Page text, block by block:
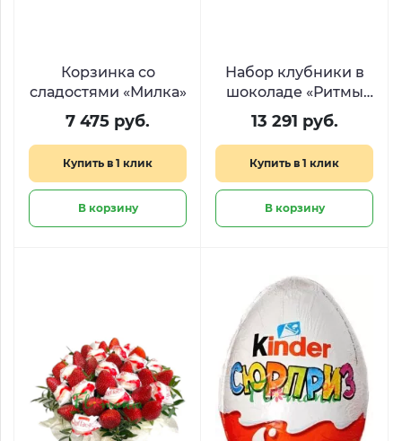
Корзинка со
сладостями «Милка»
7 475 руб.
Купить в 1 клик
В корзину
Набор клубники в
шоколаде «Ритмы
сердца»
13 291 руб.
Купить в 1 клик
В корзину